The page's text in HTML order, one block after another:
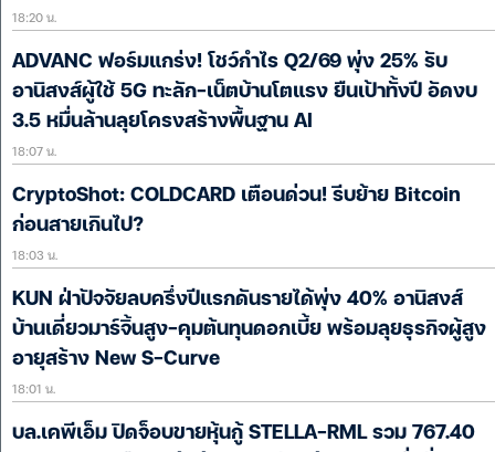
18:20 น.
ADVANC ฟอร์มแกร่ง! โชว์กำไร Q2/69 พุ่ง 25% รับ
อานิสงส์ผู้ใช้ 5G ทะลัก-เน็ตบ้านโตแรง ยืนเป้าทั้งปี อัดงบ
3.5 หมื่นล้านลุยโครงสร้างพื้นฐาน AI
18:07 น.
CryptoShot: COLDCARD เตือนด่วน! รีบย้าย Bitcoin
ก่อนสายเกินไป?
18:03 น.
KUN ฝ่าปัจจัยลบครึ่งปีแรกดันรายได้พุ่ง 40% อานิสงส์
บ้านเดี่ยวมาร์จิ้นสูง-คุมต้นทุนดอกเบี้ย พร้อมลุยธุรกิจผู้สูง
อายุสร้าง New S-Curve
18:01 น.
บล.เคพีเอ็ม ปิดจ็อบขายหุ้นกู้ STELLA-RML รวม 767.40